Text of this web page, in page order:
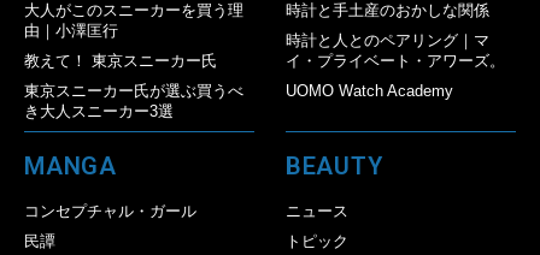
大人がこのスニーカーを買う理
由｜小澤匡行
教えて！ 東京スニーカー氏
東京スニーカー氏が選ぶ買うべ
き大人スニーカー3選
時計と手土産のおかしな関係
時計と人とのペアリング｜マ
イ・プライベート・アワーズ。
UOMO Watch Academy
MANGA
コンセプチャル・ガール
民譚
BEAUTY
ニュース
トピック